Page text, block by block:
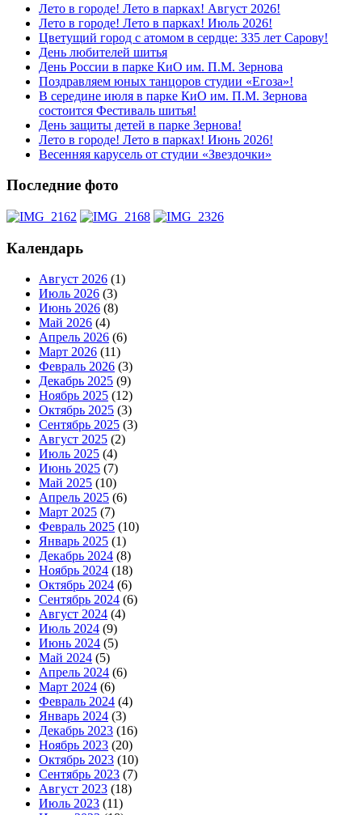
Лето в городе! Лето в парках! Август 2026!
Лето в городе! Лето в парках! Июль 2026!
Цветущий город с атомом в сердце: 335 лет Сарову!
День любителей шитья
День России в парке КиО им. П.М. Зернова
Поздравляем юных танцоров студии «Егоза»!
В середине июля в парке КиО им. П.М. Зернова
состоится Фестиваль шитья!
День защиты детей в парке Зернова!
Лето в городе! Лето в парках! Июнь 2026!
Весенняя карусель от студии «Звездочки»
Последние фото
Календарь
Август 2026 (1)
Июль 2026 (3)
Июнь 2026 (8)
Май 2026 (4)
Апрель 2026 (6)
Март 2026 (11)
Февраль 2026 (3)
Декабрь 2025 (9)
Ноябрь 2025 (12)
Октябрь 2025 (3)
Сентябрь 2025 (3)
Август 2025 (2)
Июль 2025 (4)
Июнь 2025 (7)
Май 2025 (10)
Апрель 2025 (6)
Март 2025 (7)
Февраль 2025 (10)
Январь 2025 (1)
Декабрь 2024 (8)
Ноябрь 2024 (18)
Октябрь 2024 (6)
Сентябрь 2024 (6)
Август 2024 (4)
Июль 2024 (9)
Июнь 2024 (5)
Май 2024 (5)
Апрель 2024 (6)
Март 2024 (6)
Февраль 2024 (4)
Январь 2024 (3)
Декабрь 2023 (16)
Ноябрь 2023 (20)
Октябрь 2023 (10)
Сентябрь 2023 (7)
Август 2023 (18)
Июль 2023 (11)